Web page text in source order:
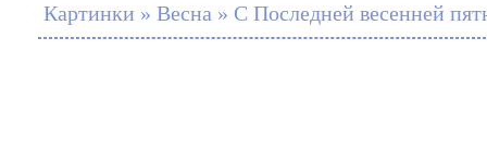
Картинки » Весна » С Последней весенней